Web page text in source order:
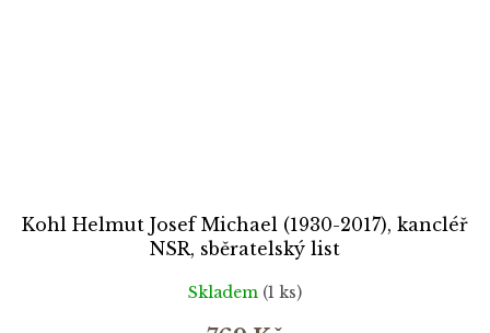
Kohl Helmut Josef Michael (1930-2017), kancléř
NSR, sběratelský list
Skladem (1 ks)